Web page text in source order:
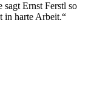
sagt Ernst Ferstl so
in harte Arbeit.“